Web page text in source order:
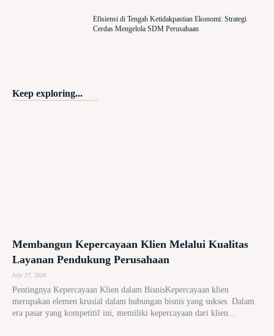
Efisiensi di Tengah Ketidakpastian Ekonomi: Strategi
Cerdas Mengelola SDM Perusahaan
Keep exploring...
Membangun Kepercayaan Klien Melalui Kualitas
Layanan Pendukung Perusahaan
July 27, 2026
Pentingnya Kepercayaan Klien dalam BisnisKepercayaan klien
merupakan elemen krusial dalam hubungan bisnis yang sukses. Dalam
era pasar yang kompetitif ini, memiliki kepercayaan dari klien...